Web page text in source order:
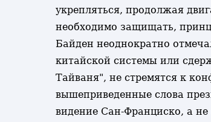
укрепляться, продолжая
необходимо защищать,
Байден неоднократно
китайской системы или
Тайваня", не стремятся к
вышеприведенные слова
видение Сан-Франциско, а